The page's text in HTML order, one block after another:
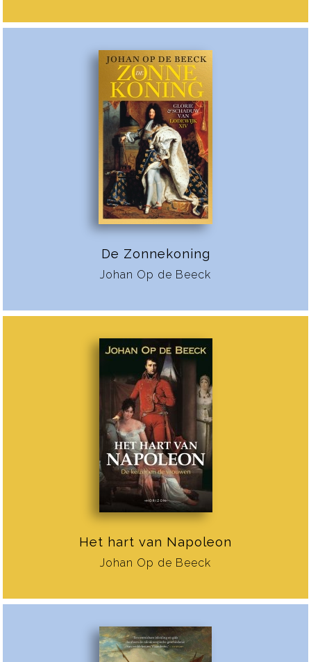
De Zonnekoning
Johan Op de Beeck
Het hart van Napoleon
Johan Op de Beeck